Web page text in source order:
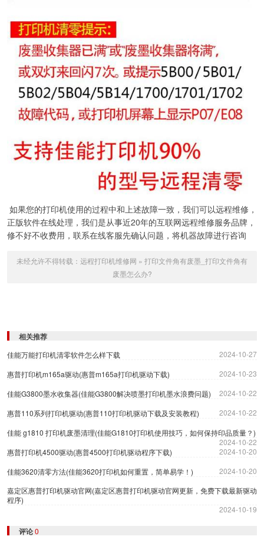
如果您的打印机使用的过程中和上述故障一致，我们可以远程维修，
正版软件在线处理，我们是从事近20年的互联网远程维修服务品牌，
修不好不收费用，联系在线客服先确认问题，将机器故障进行咨询
未经允许不得转载： 远程打印机维修网 » 打印文件角有废墨_打印文件角有
废墨怎么办?
相关推荐
佳能万能打印机清零软件怎么样下载
2024-10-27
惠普打印机m165a驱动(惠普m165a打印机驱动下载)
2024-10-23
佳能G3800墨水收集器(佳能G3800解决喷墨打印机墨水浪费问题)
2024-10-22
惠普110系列打印机驱动(惠普110打印机驱动下载及安装教程)
2024-10-22
佳能 g1810 打印机废墨清理(佳能G1810打印机使用技巧，如何保持印品质量？)
2024-10-22
惠普打印机4500驱动(惠普4500打印机驱动程序下载)
2024-10-20
佳能3620清零方法(佳能3620打印机如何重置，简单易学！)
2024-10-20
嘉定区惠普打印机驱动官网(嘉定区惠普打印机驱动官网更新，免费下载最新驱动
程序)
2024-10-19
评论0